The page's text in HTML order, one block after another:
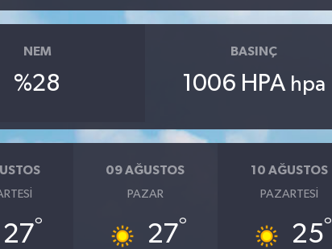
NEM
%28
BASINÇ
1006 HPA hpa
27°
09 AĞUSTOS
PAZAR
27°
10 AĞUSTOS
PAZARTESI
25°